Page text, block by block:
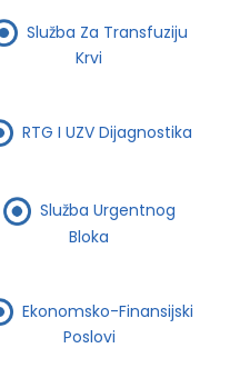
Služba Za Transfuziju
Krvi
RTG I UZV Dijagnostika
Služba Urgentnog
Bloka
Ekonomsko-Finansijski
Poslovi